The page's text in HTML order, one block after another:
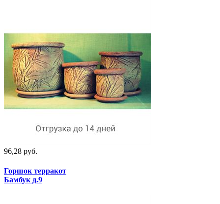
96,28 руб.
Горшок терракот
Бамбук д.9